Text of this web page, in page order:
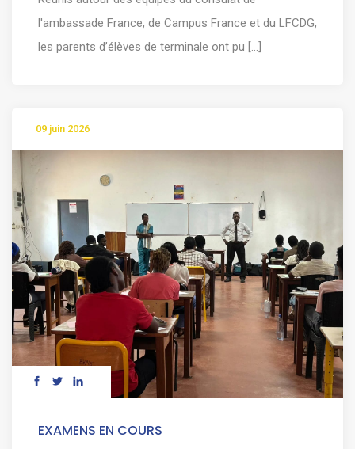
l'ambassade France, de Campus France et du LFCDG,
les parents d’élèves de terminale ont pu [...]
09 juin 2026
EXAMENS EN COURS